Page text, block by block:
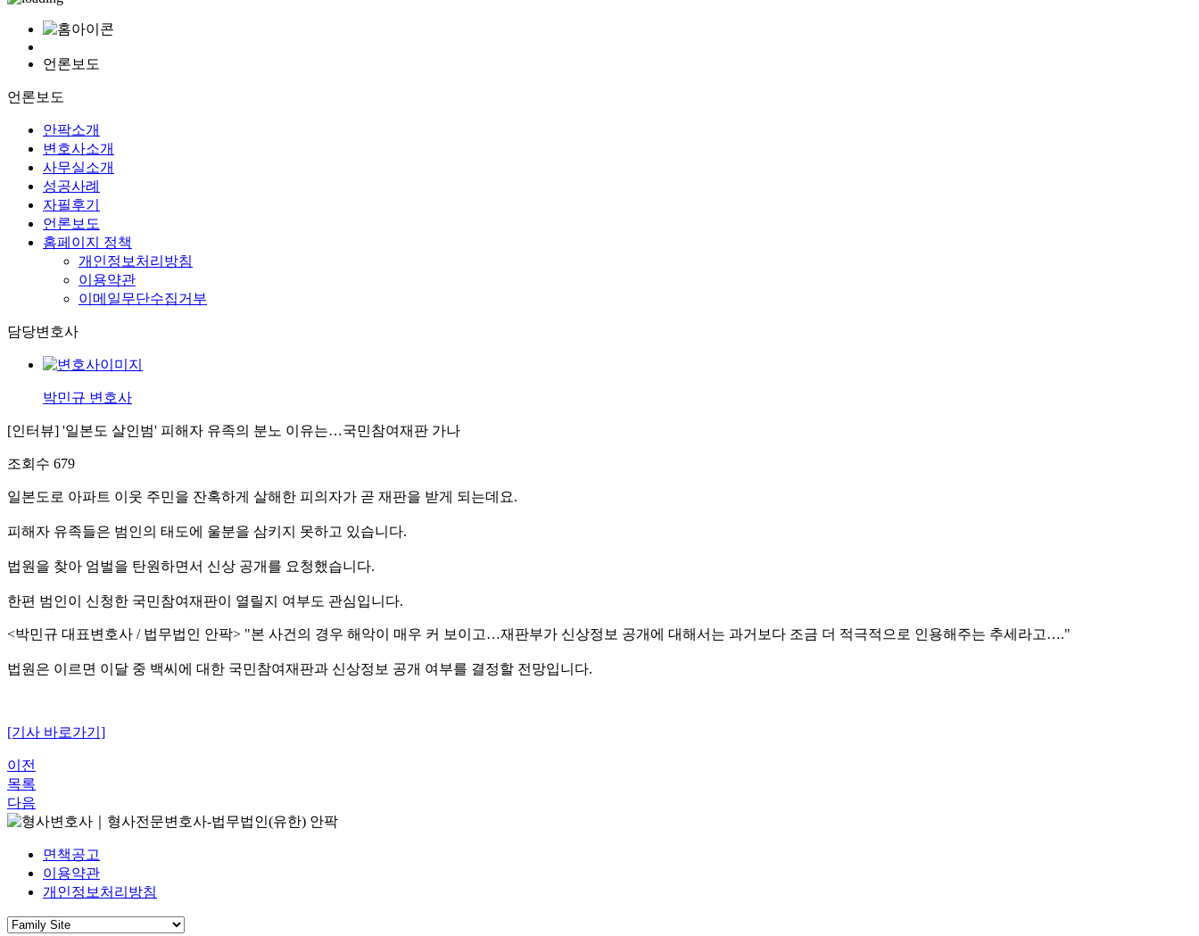
언론보도
언론보도
안팍소개
변호사소개
사무실소개
성공사례
자필후기
언론보도
홈페이지 정책
개인정보처리방침
이용약관
이메일무단수집거부
담당변호사
박민규 변호사
[인터뷰] '일본도 살인범' 피해자 유족의 분노 이유는…국민참여재판 가나
조회수 679
일본도로 아파트 이웃 주민을 잔혹하게 살해한 피의자가 곧 재판을 받게 되는데요.
피해자 유족들은 범인의 태도에 울분을 삼키지 못하고 있습니다.
법원을 찾아 엄벌을 탄원하면서 신상 공개를 요청했습니다.
한편 범인이 신청한 국민참여재판이 열릴지 여부도 관심입니다.
<박민규 대표변호사 / 법무법인 안팍> "본 사건의 경우 해악이 매우 커 보이고…재판부가 신상정보 공개에 대해서는 과거보다 조금 더 적극적으로 인용해주는 추세라고…."
법원은 이르면 이달 중 백씨에 대한 국민참여재판과 신상정보 공개 여부를 결정할 전망입니다.
[기사 바로가기]
이전
목록
다음
면책공고
이용약관
개인정보처리방침